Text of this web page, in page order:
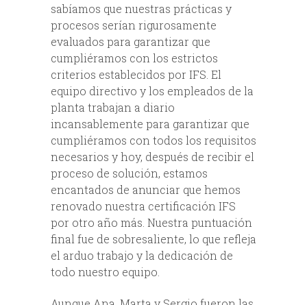
sabíamos que nuestras prácticas y
procesos serían rigurosamente
evaluados para garantizar que
cumpliéramos con los estrictos
criterios establecidos por IFS. El
equipo directivo y los empleados de la
planta trabajan a diario
incansablemente para garantizar que
cumpliéramos con todos los requisitos
necesarios y hoy, después de recibir el
proceso de solución, estamos
encantados de anunciar que hemos
renovado nuestra certificación IFS
por otro año más. Nuestra puntuación
final fue de sobresaliente, lo que refleja
el arduo trabajo y la dedicación de
todo nuestro equipo.